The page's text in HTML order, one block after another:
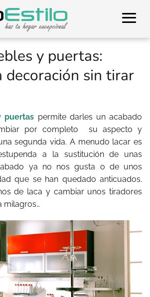
y puertas:
decoración sin tirar
puertas permite darles un acabado
por completo su aspecto y
segunda vida. A menudo lacar es
a la sustitución de unas
ya no nos gusta o de unos
que se han quedado anticuados.
de laca y cambiar unos tiradores
milagros…